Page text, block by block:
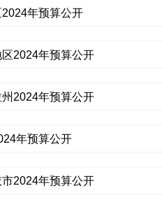
年预算公开
2024年预算公开
2024年预算公开
年预算公开
2024年预算公开